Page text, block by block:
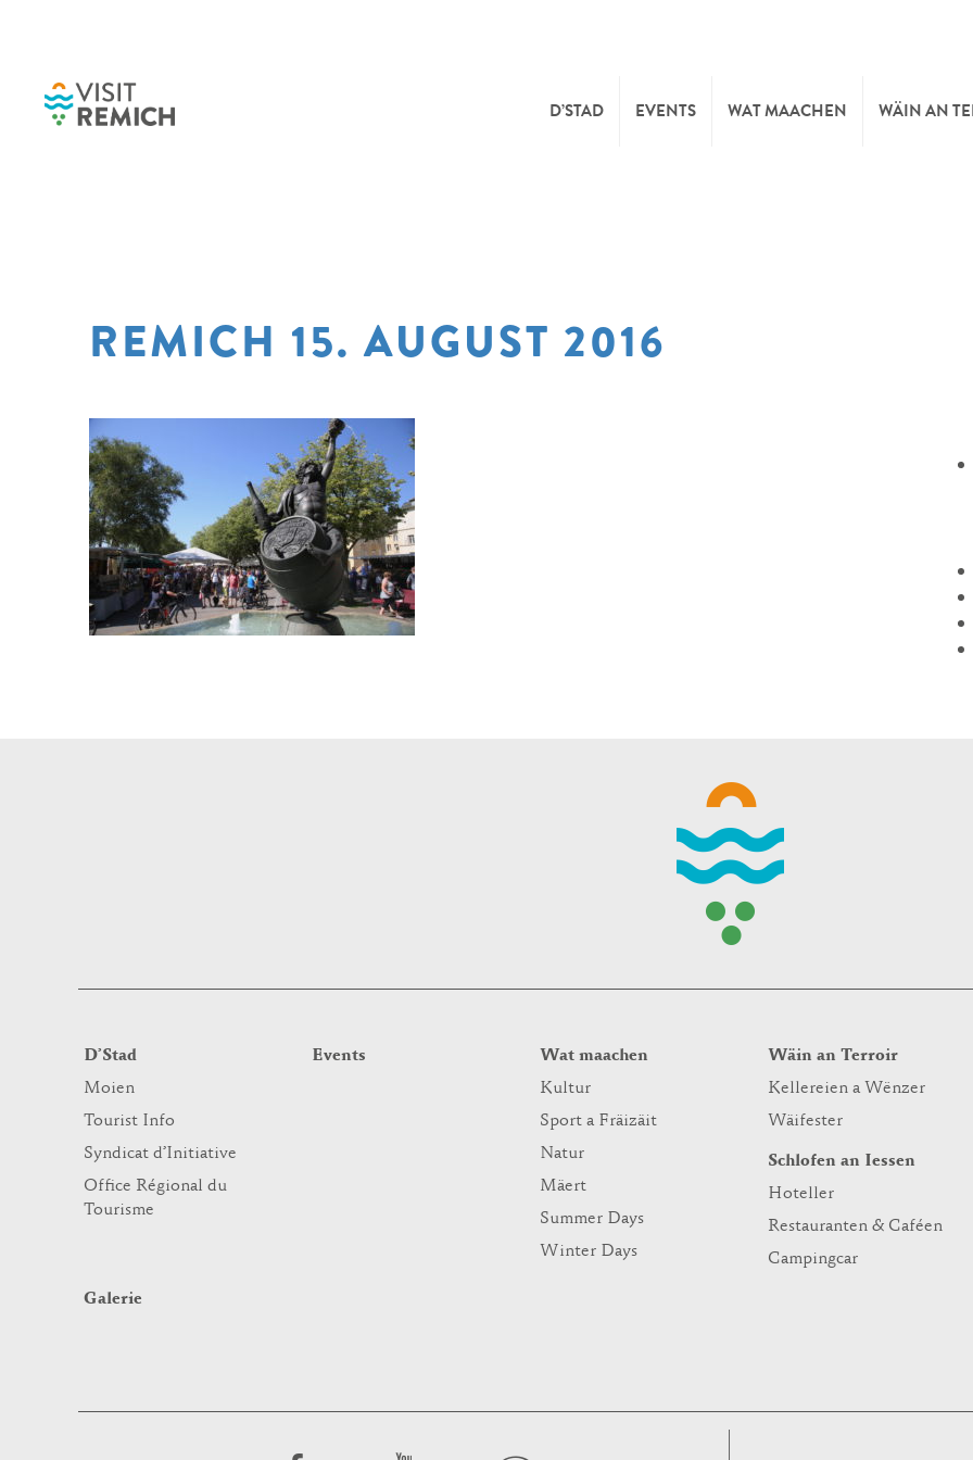
D’STAD
SYNDICAT D’INITIATIVE
EVENTS WAT MAACHEN WÄIN AN
REMICH 15. AUGUST 2016
D’Stad
Moien
Tourist Info
Syndicat d’Initiative
Office Régional du
Tourisme
Events
Wat maachen
Kultur
Sport a Fräizäit
Natur
Mäert
Summer Days
Winter Days
Wäin an Terroir
Kellereien a Wënzer
Wäifester
Schlofen an Iessen
Hoteller
Restauranten & Caféen
Campingcar
Galerie